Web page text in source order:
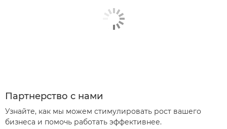
Партнерство с нами
Узнайте, как мы можем стимулировать рост вашего
бизнеса и помочь работать эффективнее.